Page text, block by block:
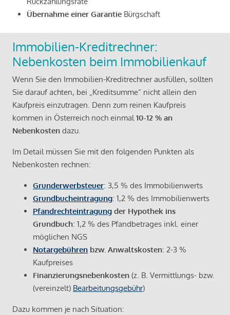
Übernahme einer Garantie Bürgschaft
Immobilien-Kreditrechner:
Nebenkosten beim Immobilienkauf
Wenn Sie den Immobilien-Kreditrechner ausfüllen, sollten
Sie darauf achten, bei „Kreditsumme“ nicht allein den
Kaufpreis einzutragen. Denn zum reinen Kaufpreis
kommen in Österreich noch einmal10-12 % an
Nebenkosten dazu.
Im Detail müssen Sie mit den folgenden Punkten als
Nebenkosten rechnen:
Grunderwerbsteuer: 3,5 % des Immobilienwerts
Grundbucheintragung: 1,2 % des Immobilienwerts
Pfandrechteintragung der Hypothek ins
Grundbuch: 1,2 % des Pfandbetrages inkl. einer
möglichen NGS
Notargebühren bzw. Anwaltskosten: 2-3 %
Kaufpreises
Finanzierungsnebenkosten (z. B. Vermittlungs- bzw.
(vereinzelt) Bearbeitungsgebühr)
Dazu kommen je nach Situation: